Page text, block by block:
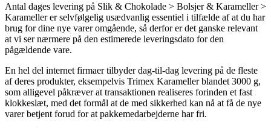
Antal dages levering på Slik & Chokolade > Bolsjer & Karameller >
Karameller er selvfølgelig usædvanlig essentiel i tilfælde af at du har
brug for dine nye varer omgående, så derfor er det ganske relevant
at vi ser nærmere på den estimerede leveringsdato for den
pågældende vare.
En hel del internet firmaer tilbyder dag-til-dag levering på de fleste
af deres produkter, eksempelvis Trimex Karameller blandet 3000 g,
som alligevel påkræver at transaktionen realiseres forinden et fast
klokkeslæt, med det formål at de med sikkerhed kan nå at få de nye
varer betjent forud for at pakkemedarbejderne har fri.